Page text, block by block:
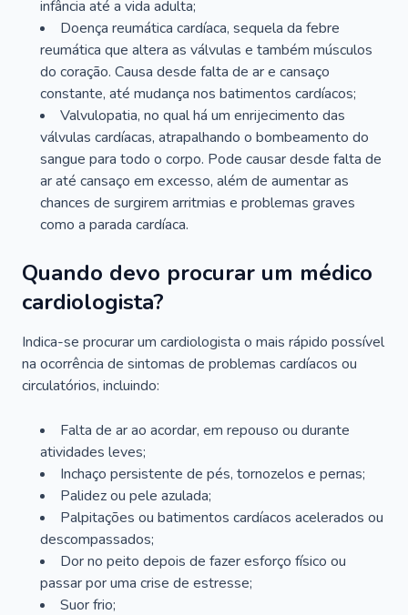
infância até a vida adulta;
Doença reumática cardíaca, sequela da febre
reumática que altera as válvulas e também músculos
do coração. Causa desde falta de ar e cansaço
constante, até mudança nos batimentos cardíacos;
Valvulopatia, no qual há um enrijecimento das
válvulas cardíacas, atrapalhando o bombeamento do
sangue para todo o corpo. Pode causar desde falta de
ar até cansaço em excesso, além de aumentar as
chances de surgirem arritmias e problemas graves
como a parada cardíaca.
Quando devo procurar um médico
cardiologista?
Indica-se procurar um cardiologista o mais rápido possível
na ocorrência de sintomas de problemas cardíacos ou
circulatórios, incluindo:
Falta de ar ao acordar, em repouso ou durante
atividades leves;
Inchaço persistente de pés, tornozelos e pernas;
Palidez ou pele azulada;
Palpitações ou batimentos cardíacos acelerados ou
descompassados;
Dor no peito depois de fazer esforço físico ou
passar por uma crise de estresse;
Suor frio;